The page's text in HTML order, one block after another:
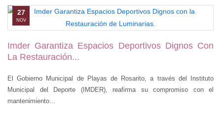
27
NOV
Imder Garantiza Espacios Deportivos Dignos Con
La Restauración...
El Gobierno Municipal de Playas de Rosarito, a través del Instituto
Municipal del Deporte (IMDER), reafirma su compromiso con el
mantenimiento...